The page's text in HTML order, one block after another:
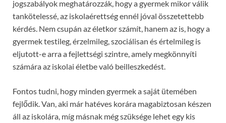
jogszabályok meghatározzák, hogy a gyermek mikor válik
tankötelessé, az iskolaérettség ennél jóval összetettebb
kérdés. Nem csupán az életkor számít, hanem az is, hogy a
gyermek testileg, érzelmileg, szociálisan és értelmileg is
eljutott-e arra a fejlettségi szintre, amely megkönnyíti
számára az iskolai életbe való beilleszkedést.
Fontos tudni, hogy minden gyermek a saját ütemében
fejlődik. Van, aki már hatéves korára magabiztosan készen
áll az iskolára, míg másnak még szüksége lehet egy kis